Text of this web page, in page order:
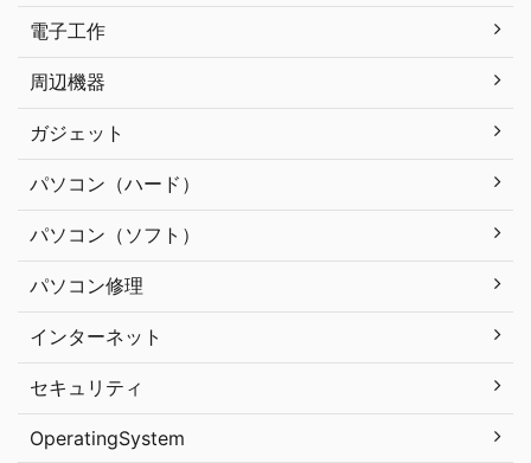
電子工作
周辺機器
ガジェット
パソコン（ハード）
パソコン（ソフト）
パソコン修理
インターネット
セキュリティ
OperatingSystem